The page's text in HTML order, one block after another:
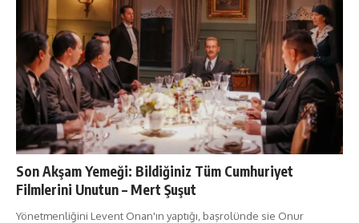
Son Akşam Yemeği: Bildiğiniz Tüm Cumhuriyet
Filmlerini Unutun – Mert Şuşut
Yönetmenliğini Levent Onan'ın yaptığı, başrolünde sie Onur